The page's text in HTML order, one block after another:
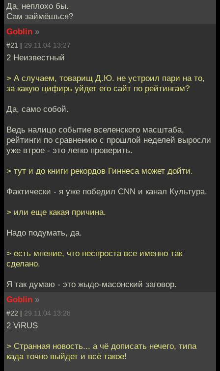
Да, неплохо бы.
Сам займёшься?
Goblin »
#21 | 29.11.04 13:27
2 Неизвестный
> А случаем, товарищ Д.Ю. не устроил пари на то,
за какую цифирь уйдет его сайт по рейтингам?
Да, само собой.
Ведь налицо событие вселенского масштаба,
рейтинги по сравнению с прошлой неделей выросли
уже втрое - это легко проверить.
> тут и до книги рекордов Гиннеса может дойти.
Фактически - я уже победил CNN и канал Культура.
> или еще какая причина.
Надо подумать, да.
> есть мнение, что неспроста все именно так
сделано.
Я так думаю - это жыдо-масонский заговор.
Goblin »
#22 | 29.11.04 13:28
2 ViRUS
> Странная новость... а чё дописать нечего, типа
када точно выйдет и всё такое!